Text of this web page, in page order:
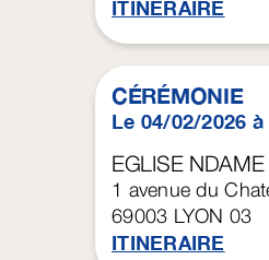
ITINERAIRE
CÉRÉMONIE
Le 04/02/2026 à
EGLISE
1 avenue du
69003 LYON 03
ITINERAIRE